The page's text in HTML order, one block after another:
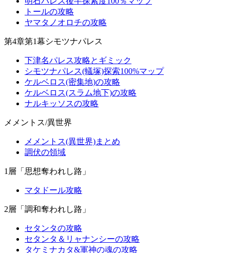
トールの攻略
ヤマタノオロチの攻略
第4章第1幕シモツナパレス
下津名パレス攻略とギミック
シモツナパレス(蟻塚)探索100%マップ
ケルベロス(密集地)の攻略
ケルベロス(スラム地下)の攻略
ナルキッソスの攻略
メメントス/異世界
メメントス(異世界)まとめ
調伏の領域
1層「思想奪われし路」
マタドール攻略
2層「調和奪われし路」
セタンタの攻略
セタンタ＆リャナンシーの攻略
タケミナカタ&軍神の魂の攻略